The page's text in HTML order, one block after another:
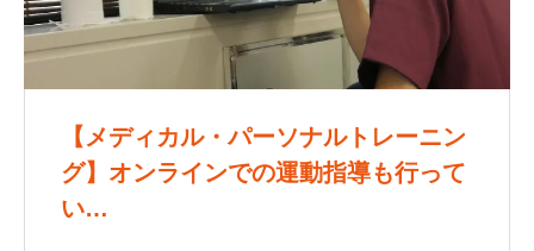
【メディカル・パーソナルトレーニン
グ】オンラインでの運動指導も行って
い…